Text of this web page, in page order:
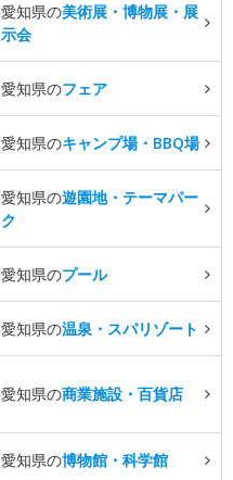
愛知県の美術展・博物展・展
示会
愛知県のフェア
愛知県のキャンプ場・BBQ場
愛知県の遊園地・テーマパー
ク
愛知県のプール
愛知県の温泉・スパリゾート
愛知県の商業施設・百貨店
愛知県の博物館・科学館